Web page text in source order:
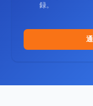
録。